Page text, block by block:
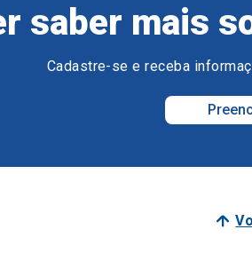
saber mais
Cadastre-se e receba